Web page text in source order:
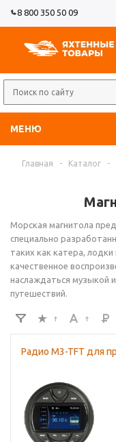
8 800 350 50 09
МЕНЮ
Главная - Каталог -
Морская магнитола
специально
таких как катера,
качественное
наслаждаться музыкой
путешествий.
Радио M3-TFT для